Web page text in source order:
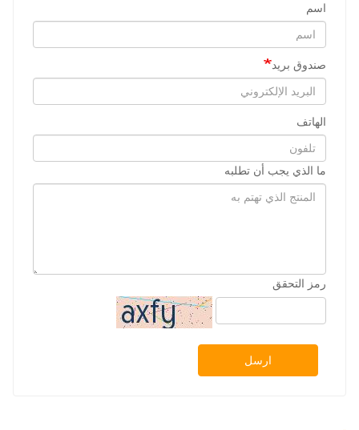
اسم
صندوق بريد
الهاتف
ما الذي يجب أن تطلبه
رمز التحقق
ارسل